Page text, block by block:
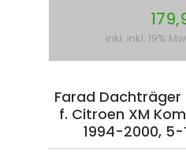
inkl. inkl. 19%
Farad Dachträger
f. Citroen XM
1994-2000,